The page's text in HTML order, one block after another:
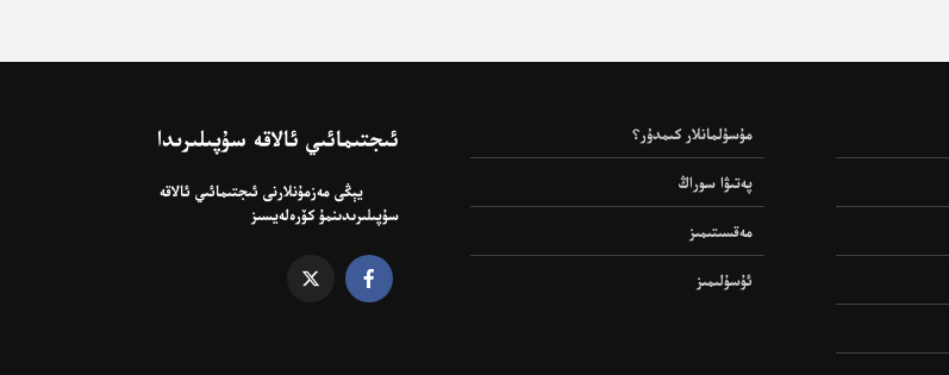
مۇسۇلمانلار كىمدۇر؟
پەتىۋا سوراڭ
مەقسىتىمىز
ئۇسۇلىمىز
ئىجتىمائىي ئالاقە سۇپىلىرىدا
يېڭى مەزمۇنلارنى ئىجتىمائىي ئالاقە
سۇپىلىرىدىنمۇ كۆرەلەيسىز